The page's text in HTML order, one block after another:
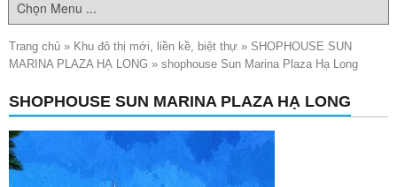
Trang chủ » Khu đô thị mới, liền kề, biệt thự » SHOPHOUSE SUN
MARINA PLAZA HẠ LONG » shophouse Sun Marina Plaza Hạ Long
SHOPHOUSE SUN MARINA PLAZA HẠ LONG